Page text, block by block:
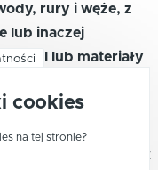
rury i węże, z
lub inaczej
metal lub materiały
węże z gumy innej niż
cookies
na tej stronie?